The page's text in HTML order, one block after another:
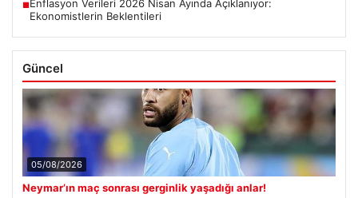
■Enflasyon Verileri 2026 Nisan Ayında Açıklanıyor:
Ekonomistlerin Beklentileri
Güncel
05/08/2026
Neymar’ın maç sonrası gerginlik yaşadığı anlar!